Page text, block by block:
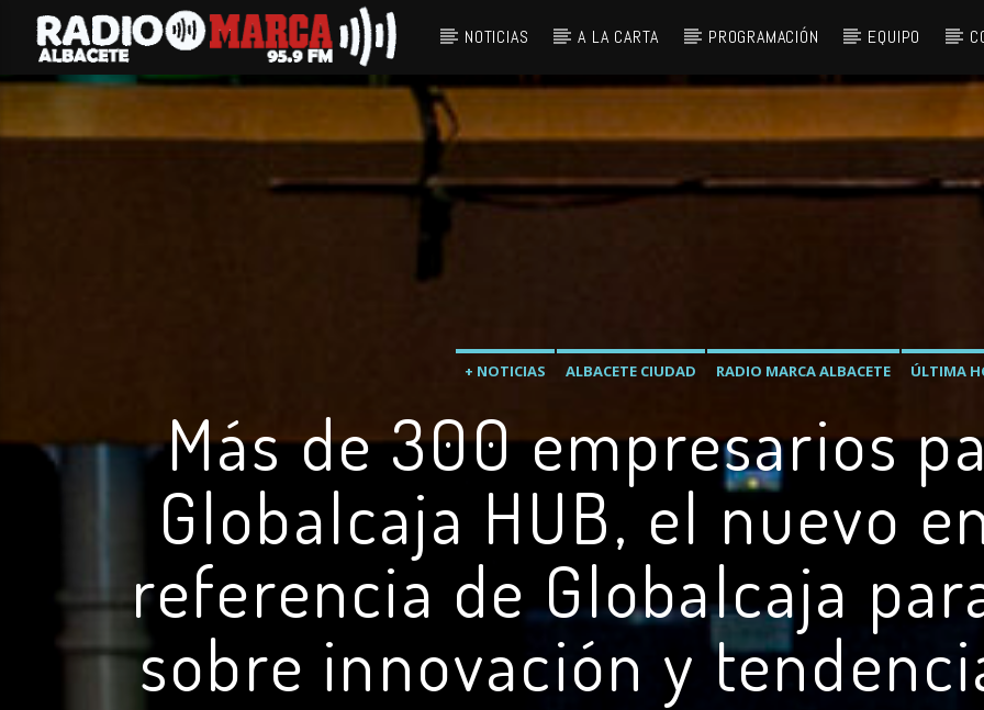
NOTICIAS A LA CARTA PROGRAMACIÓN EQUIPO
Canción actual
+ NOTICIAS ALBACETE CIUDAD RADIO MARCA ALBACETE ÚLTIMA
Más de 300 empresarios
Globalcaja HUB, el nuevo
referencia de Globalcaja
sobre innovación y